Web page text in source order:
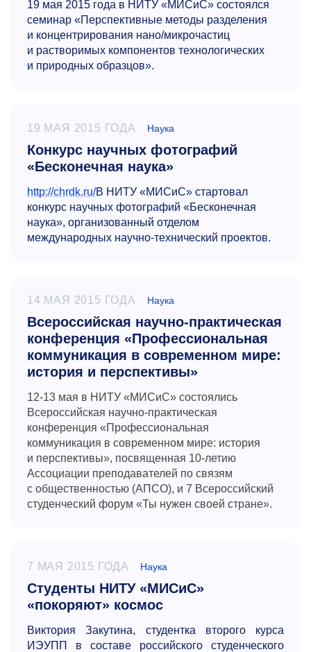
19 мая 2015 года в НИТУ «МИСиС» состоялся
семинар «Перспективные методы разделения
и концентрирования нано/микрочастиц
и растворимых компонентов технологических
и природных образцов».
19 МАЯ 2015 ГОДА Наука
Конкурс научных фотографий
«Бесконечная наука»
http://chrdk.ru/В НИТУ «МИСиС» стартовал
конкурс научных фотографий «Бесконечная
наука», организованный отделом
международных научно-технический проектов.
14 МАЯ 2015 ГОДА Наука
Всероссийская научно-практическая
конференция «Профессиональная
коммуникация в современном мире:
история и перспективы»
12-13 мая в НИТУ «МИСиС» состоялись
Всероссийская научно-практическая
конференция «Профессиональная
коммуникация в современном мире: история
и перспективы», посвященная 10-летию
Ассоциации преподавателей по связям
с общественностью (АПСО), и 7 Всероссийский
студенческий форум «Ты нужен своей стране».
7 МАЯ 2015 ГОДА Наука
Студенты НИТУ «МИСиС»
«покоряют» космос
Виктория Закутина, студентка второго курса
ИЭУПП в составе российского студенческого